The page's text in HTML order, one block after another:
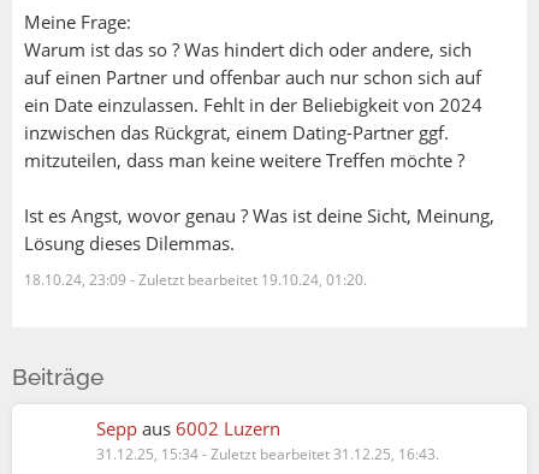
Meine Frage:
Warum ist das so ? Was hindert dich oder andere, sich
auf einen Partner und offenbar auch nur schon sich auf
ein Date einzulassen. Fehlt in der Beliebigkeit von 2024
inzwischen das Rückgrat, einem Dating-Partner ggf.
mitzuteilen, dass man keine weitere Treffen möchte ?
Ist es Angst, wovor genau ? Was ist deine Sicht, Meinung,
Lösung dieses Dilemmas.
18.10.24, 23:09 -Zuletzt bearbeitet 19.10.24, 01:20.
Beiträge
Sepp aus 6002 Luzern
31.12.25, 15:34-Zuletzt bearbeitet 31.12.25, 16:43.